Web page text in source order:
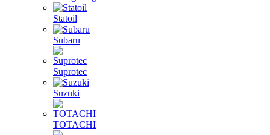
Statoil
Subaru
Suprotec
Suzuki
TOTACHI